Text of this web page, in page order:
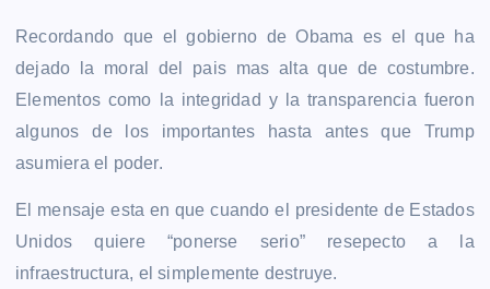
Recordando que el gobierno de Obama es el que ha
dejado la moral del pais mas alta que de costumbre.
Elementos como la integridad y la transparencia fueron
algunos de los importantes hasta antes que Trump
asumiera el poder.
El mensaje esta en que cuando el presidente de Estados
Unidos quiere “ponerse serio” resepecto a la
infraestructura, el simplemente destruye.